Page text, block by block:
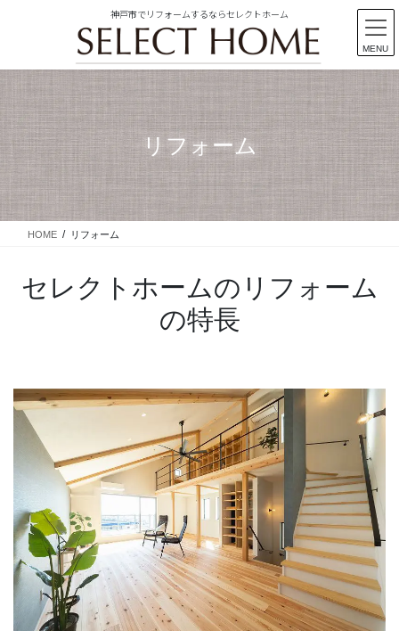
テ
ン
ツ
移
動
ゲ
ー
シ
ン
に
神戸市でリフォームするならセレクトホーム
リフォーム
HOME リフォーム
セレクトホームのリフォーム
の特長
MENU